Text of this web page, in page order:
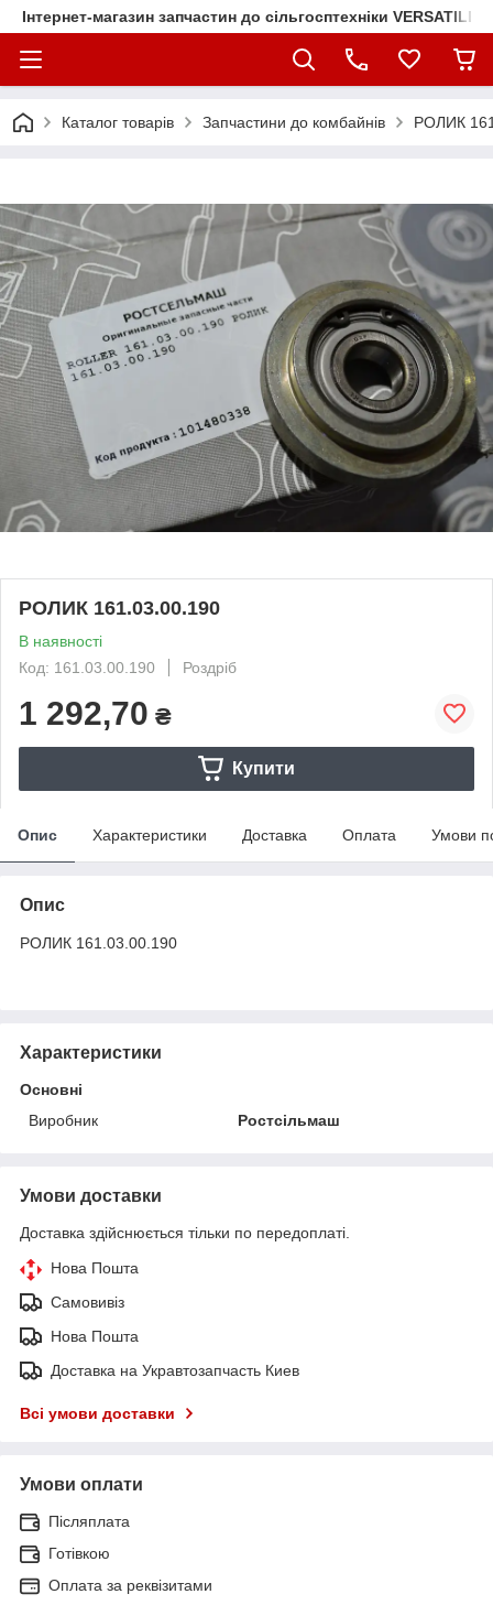
Інтернет-магазин запчастин до сільгосптехніки VERSATILE
Каталог товарів Запчастини до комбайнів РОЛИК
РОЛИК 161.03.00.190
В наявності
Код: 161.03.00.190
Роздріб
1 292,70 ₴
Купити
Опис Характеристики Доставка Оплата Умови
Опис
РОЛИК 161.03.00.190
Характеристики
Основні
Виробник
Ростсільмаш
Умови доставки
Доставка здійснюється тільки по передоплаті.
Нова Пошта
Самовивіз
Нова Пошта
Доставка на Укравтозапчасть Киев
Всі умови доставки
Умови оплати
Післяплата
Готівкою
Оплата за реквізитами